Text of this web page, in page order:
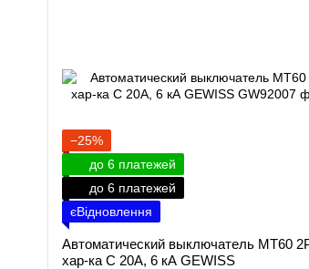
−25%
до 6 платежей
до 6 платежей
єВідновлення
Автоматический выключатель МТ60
хар-ка C 20А, 6 кА GEWISS